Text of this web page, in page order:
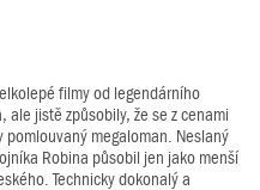
filmy od legendárního
ale jistě způsobily, že se z cenami
megaloman. Neslaný
Robina působil jen jako menší
Technicky dokonalý a